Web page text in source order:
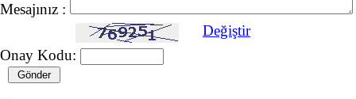
Mesajınız :
Değiştir
Onay Kodu: